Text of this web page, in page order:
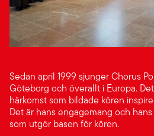
Sedan april 1999 sjunger Chorus
Göteborg och överallt i Europa.
härkomst som bildade kören
Det är hans engagemang och
som utgör basen för kören.